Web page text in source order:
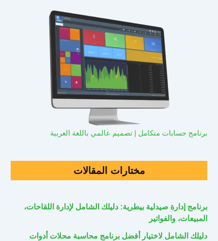
برنامج حسابات متكامل | تصميم عالمي باللغة العربية
مختارات المقالات
برنامج إدارة صيدلية بيطرية: دليلك الشامل لإدارة اللقاحات،
المبيعات، والفواتير
دليلك الشامل لاختيار أفضل برنامج محاسبة محلات أدوات